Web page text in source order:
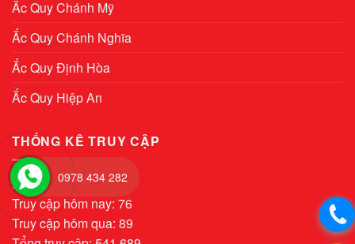
Ắc Quy Chánh Mỹ
Ắc Quy Chánh Nghĩa
Ắc Quy Định Hòa
Ắc Quy Hiệp An
THỐNG KÊ TRUY CẬP
Đang truy cập: 1
Truy cập hôm nay: 76
Truy cập hôm qua: 89
0978 434 282